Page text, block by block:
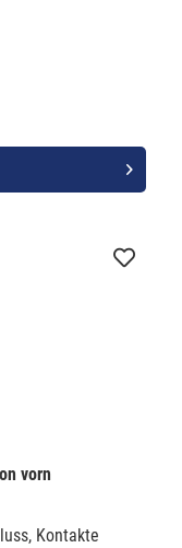
vorn
Kontakte